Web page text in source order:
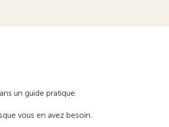
un guide pratique.
vous en avez besoin.